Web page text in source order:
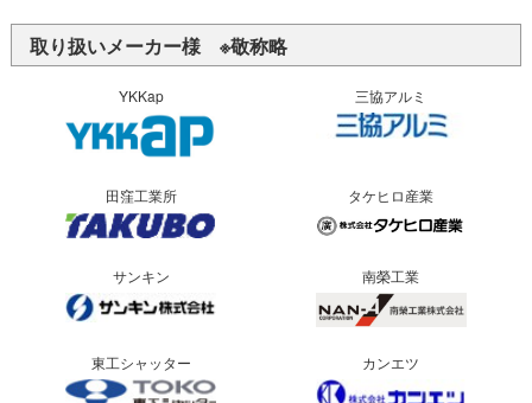
取り扱いメーカー様 ※敬称略
YKKap 三協アルミ
田窪工業所 タケヒロ産業
サンキン 南榮工業
東工シャッター カンエツ